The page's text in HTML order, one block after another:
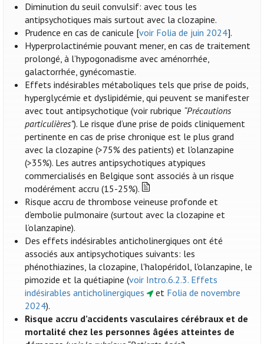
Diminution du seuil convulsif: avec tous les
antipsychotiques mais surtout avec la clozapine.
Prudence en cas de canicule [voir Folia de juin 2024].
Hyperprolactinémie pouvant mener, en cas de traitement
prolongé, à l’hypogonadisme avec aménorrhée,
galactorrhée, gynécomastie.
Effets indésirables métaboliques tels que prise de poids,
hyperglycémie et dyslipidémie, qui peuvent se manifester
avec tout antipsychotique (voir rubrique “Précautions
particulières”). Le risque d’une prise de poids cliniquement
pertinente en cas de prise chronique est le plus grand
avec la clozapine (>75% des patients) et l'olanzapine
(>35%). Les autres antipsychotiques atypiques
commercialisés en Belgique sont associés à un risque
modérément accru (15-25%).
Risque accru de thrombose veineuse profonde et
d’embolie pulmonaire (surtout avec la clozapine et
l’olanzapine).
Des effets indésirables anticholinergiques ont été
associés aux antipsychotiques suivants: les
phénothiazines, la clozapine, l'halopéridol, l'olanzapine, le
pimozide et la quétiapine (voir Intro.6.2.3. Effets
indésirables anticholinergiques
et Folia de novembre
2024).
Risque accru d’accidents vasculaires cérébraux et de
mortalité chez les personnes âgées atteintes de